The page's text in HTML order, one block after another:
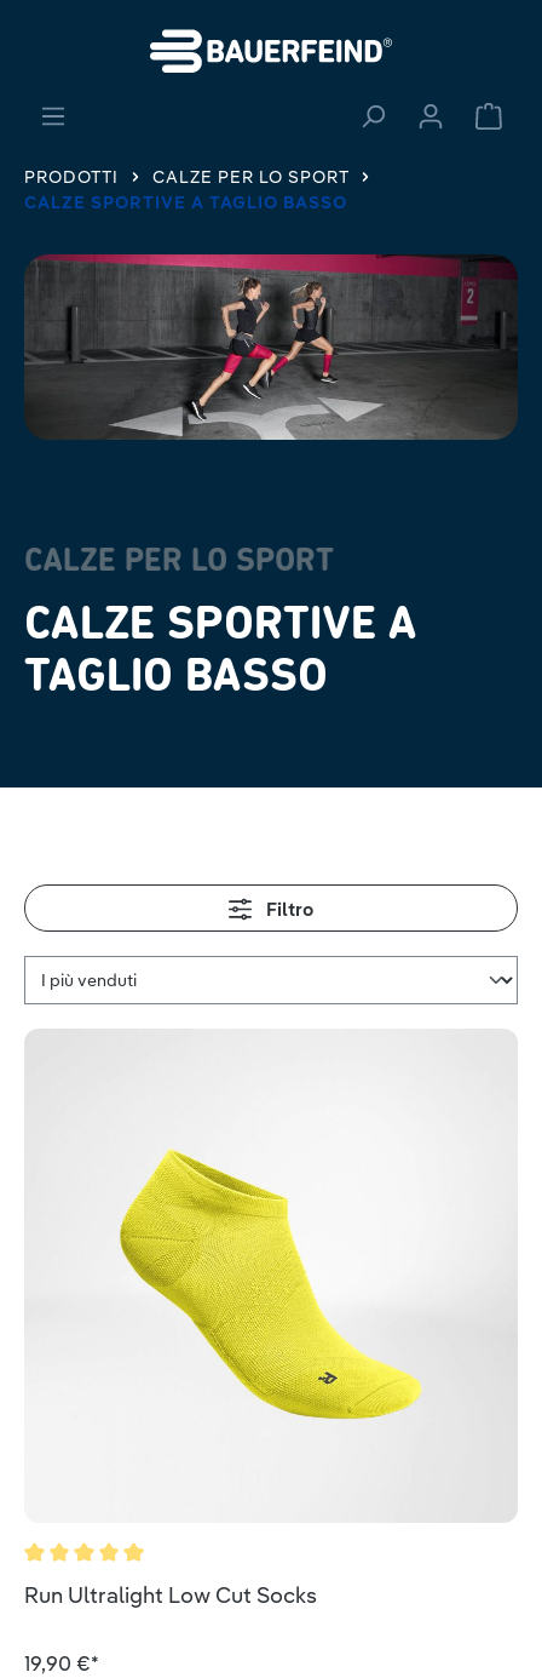
Il
PRODOTTI
CALZE PER LO SPORT
CALZE SPORTIVE A TAGLIO BASSO
CALZE PER LO SPORT
CALZE SPORTIVE A
TAGLIO BASSO
Filtro
Valutazione media di 5 su 5 stelle
Run Ultralight Low Cut Socks
19,90 €*